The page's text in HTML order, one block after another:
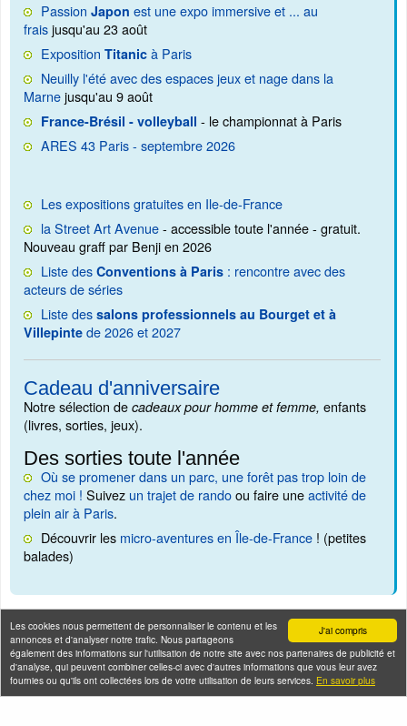
J'ai compris
Les cookies nous permettent de personnaliser le contenu et les
annonces et d'analyser notre trafic. Nous partageons
également des informations sur l'utilisation de notre site avec nos partenaires de publicité et
d'analyse, qui peuvent combiner celles-ci avec d'autres informations que vous leur avez
fournies ou qu'ils ont collectées lors de votre utilisation de leurs services. En savoir plus
Passion Japon est une expo immersive et ... au
fraisjusqu'au 23 août
Exposition Titanic à Paris
Neuilly l'été avec des espaces jeux et nage dans la
Marnejusqu'au 9 août
France-Brésil - volleyball - le championnat à Paris
ARES 43 Paris - septembre 2026
Les expositions gratuites en Ile-de-France
la Street Art Avenue- accessible toute l'année - gratuit.
Nouveau graff par Benji en 2026
Liste des Conventions à Paris : rencontre avec des
acteurs de séries
Liste des salons professionnels au Bourget et à
Villepinte de 2026 et 2027
Cadeau d'anniversaire
Notre sélection de cadeaux pour homme et femme, enfants
(livres, sorties, jeux).
Des sorties toute l'année
Où se promener dans un parc, une forêt pas trop loin de
chez moi ! Suivez un trajet de randoou faire uneactivité de
plein air à Paris.
Découvrir les micro-aventures en Île-de-France ! (petites
balades)
Seine-Saint-Denis Tourisme
140, avenue Jean Lolive